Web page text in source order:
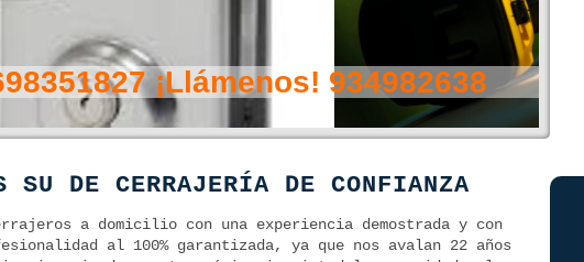
¡Llámenos! 934982638
SU DE CERRAJERÍA DE CONFIANZA
a domicilio con una experiencia demostrada y con
al 100% garantizada, ya que nos avalan 22 años